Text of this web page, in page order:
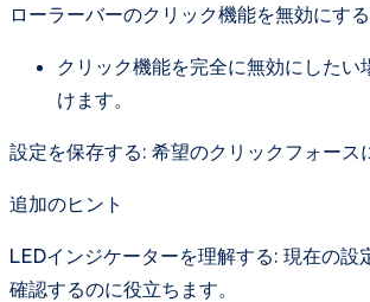
ローラーバーのクリック機能を無効にす
クリック機能を完全に無効にした
けます。
設定を保存する: 希望のクリックフォース
追加のヒント
LEDインジケーターを理解する: 現在の
確認するのに役立ちます。